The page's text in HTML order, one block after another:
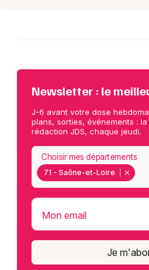
Newsletter : le
J-6 avant votre dose
plans, sorties, événements :
rédaction JDS, chaque jeudi.
71 - Saône-et-Loire
Choisir mes départements
Mon email
Je